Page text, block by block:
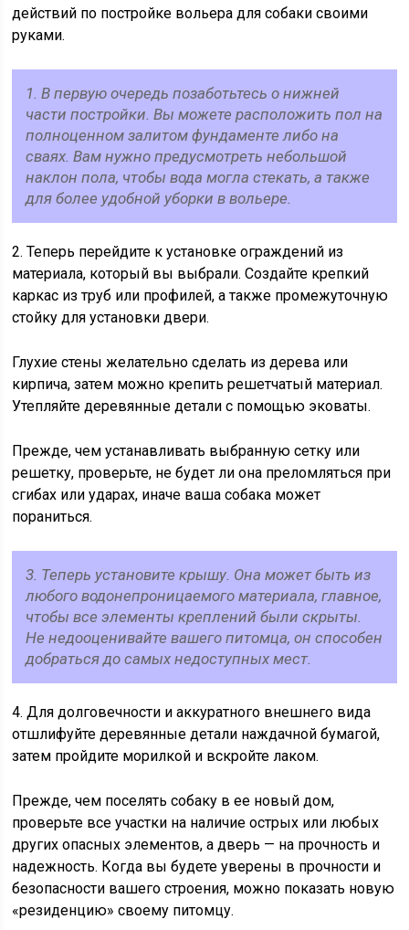
действий по постройке вольера для собаки своими
руками.
1. В первую очередь позаботьтесь о нижней
части постройки. Вы можете расположить пол на
полноценном залитом фундаменте либо на
сваях. Вам нужно предусмотреть небольшой
наклон пола, чтобы вода могла стекать, а также
для более удобной уборки в вольере.
2. Теперь перейдите к установке ограждений из
материала, который вы выбрали. Создайте крепкий
каркас из труб или профилей, а также промежуточную
стойку для установки двери.
Глухие стены желательно сделать из дерева или
кирпича, затем можно крепить решетчатый материал.
Утепляйте деревянные детали с помощью эковаты.
Прежде, чем устанавливать выбранную сетку или
решетку, проверьте, не будет ли она преломляться при
сгибах или ударах, иначе ваша собака может
пораниться.
3. Теперь установите крышу. Она может быть из
любого водонепроницаемого материала, главное,
чтобы все элементы креплений были скрыты.
Не недооценивайте вашего питомца, он способен
добраться до самых недоступных мест.
4. Для долговечности и аккуратного внешнего вида
отшлифуйте деревянные детали наждачной бумагой,
затем пройдите морилкой и вскройте лаком.
Прежде, чем поселять собаку в ее новый дом,
проверьте все участки на наличие острых или любых
других опасных элементов, а дверь — на прочность и
надежность. Когда вы будете уверены в прочности и
безопасности вашего строения, можно показать новую
«резиденцию» своему питомцу.